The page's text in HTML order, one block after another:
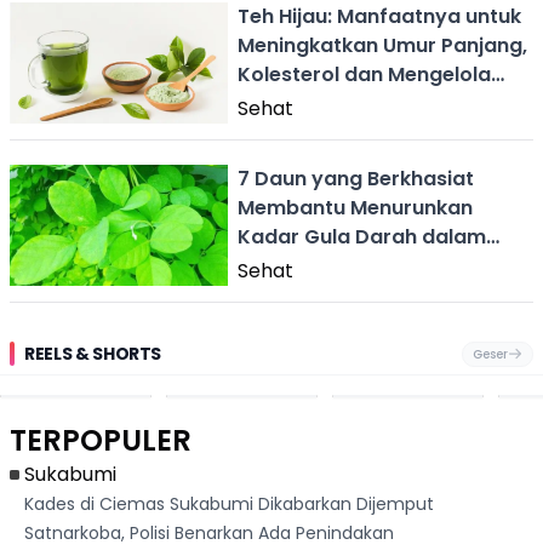
Teh Hijau: Manfaatnya untuk
Meningkatkan Umur Panjang,
Kolesterol dan Mengelola
Gula Darah
Sehat
7 Daun yang Berkhasiat
Membantu Menurunkan
Kadar Gula Darah dalam
Tubuh
Sehat
REELS & SHORTS Geser
Pantai
Dari
Palabuhanratu
TERPOPULER
Sukabumi
Kades di Ciemas Sukabumi Dikabarkan Dijemput
Satnarkoba, Polisi Benarkan Ada Penindakan